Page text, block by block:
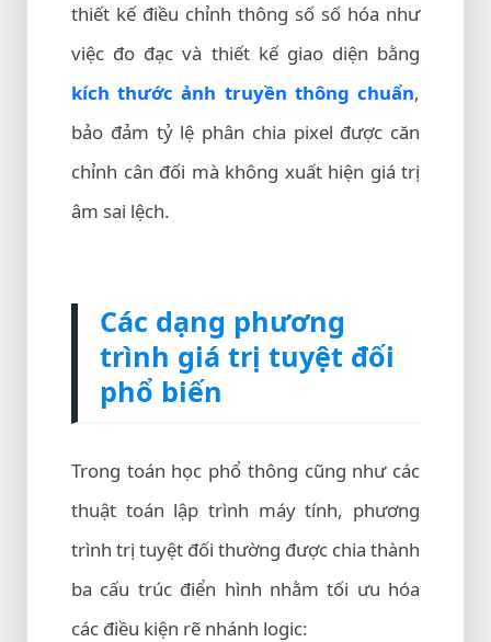
thiết kế điều chỉnh thông số số hóa như
việc đo đạc và thiết kế giao diện bằng
kích thước ảnh truyền thông chuẩn,
bảo đảm tỷ lệ phân chia pixel được căn
chỉnh cân đối mà không xuất hiện giá trị
âm sai lệch.
Các dạng phương
trình giá trị tuyệt đối
phổ biến
Trong toán học phổ thông cũng như các
thuật toán lập trình máy tính, phương
trình trị tuyệt đối thường được chia thành
ba cấu trúc điển hình nhằm tối ưu hóa
các điều kiện rẽ nhánh logic: